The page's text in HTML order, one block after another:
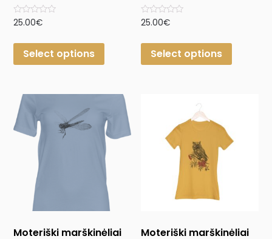
Rated
of
25.00€
Select options
Rated
of
25.00€
Select options
Moteriški marškinėliai Moteriški marškinėliai